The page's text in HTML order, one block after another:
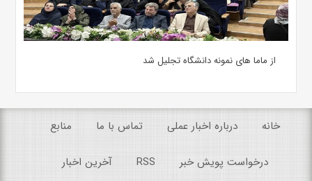
از ماما های نمونه دانشگاه تجلیل شد
خانه درباره اخبار عملی تماس با ما منابع
درخواست پویش خبر RSS آخرین اخبار